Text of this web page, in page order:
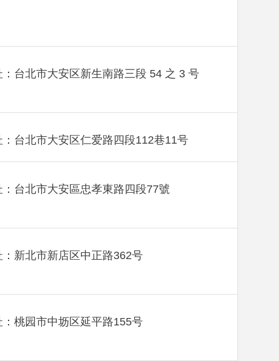
：台北市大安区新生南路三段 54 之 3 号
：台北市大安区仁爱路四段112巷11号
：台北市大安區忠孝東路四段77號
：新北市新店区中正路362号
：桃园市中坜区延平路155号